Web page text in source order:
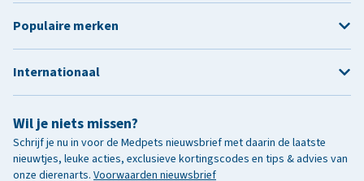
Wil je niets missen?
Schrijf je nu in voor de Medpets nieuwsbrief met daarin de laatste
nieuwtjes, leuke acties, exclusieve kortingscodes en tips & advies van
onze dierenarts. Voorwaarden nieuwsbrief
Populaire merken
Internationaal